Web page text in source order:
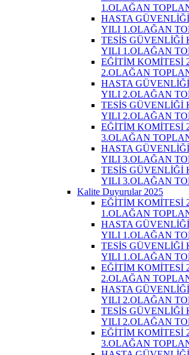
1.OLAĞAN
HASTA
YILI 1.OLAĞAN
TESİS GÜVENLİĞİ
YILI 1.OLAĞAN
EĞİTİM KOMİTESİ
2.OLAĞAN
HASTA
YILI 2.OLAĞAN
TESİS GÜVENLİĞİ
YILI 2.OLAĞAN
EĞİTİM KOMİTESİ
3.OLAĞAN
HASTA
YILI 3.OLAĞAN
TESİS GÜVENLİĞİ
YILI 3.OLAĞAN
Kalite Duyurular 2025
EĞİTİM KOMİTESİ
1.OLAĞAN
HASTA
YILI 1.OLAĞAN
TESİS GÜVENLİĞİ
YILI 1.OLAĞAN
EĞİTİM KOMİTESİ
2.OLAĞAN
HASTA
YILI 2.OLAĞAN
TESİS GÜVENLİĞİ
YILI 2.OLAĞAN
EĞİTİM KOMİTESİ
3.OLAĞAN